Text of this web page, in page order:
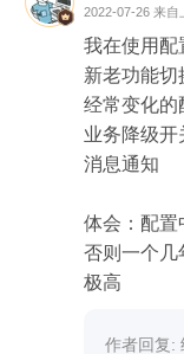
C 管理界面
两个nacos
界面的“节
同时，
1:8848
2022-07-26 来自
我在使用配
新老功能切
经常变化的
业务降级开
消息通知
体会：配置
否则一个几
极高
作者回复: